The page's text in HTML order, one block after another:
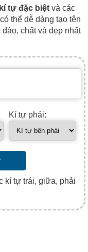
tự đặc biệt và các
thể dễ dàng tạo tên
chất và đẹp nhất
Kí tự phải:
kí tự trái, giữa, phải